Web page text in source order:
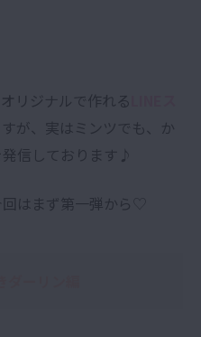
リジナルで作れる
が、実はミンツでも、か
信しております♪
はまず第一弾から♡